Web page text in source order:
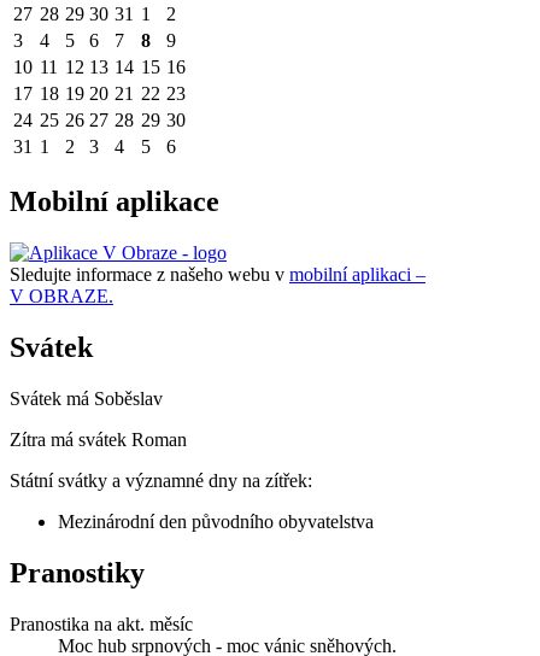
27 28 29 30 31 1
2
3
4 5 6 7 8
9
10 11 12 13 14 15 16
17 18 19 20 21 22 23
24 25 26 27 28 29 30
31 1 2 3 4 5 6
Mobilní aplikace
Sledujte informace z našeho webu v mobilní aplikaci –
V OBRAZE.
Svátek
Svátek má Soběslav
Zítra má svátek Roman
Státní svátky a významné dny na zítřek:
Mezinárodní den původního obyvatelstva
Pranostiky
Pranostika na akt. měsíc
Moc hub srpnových - moc vánic sněhových.